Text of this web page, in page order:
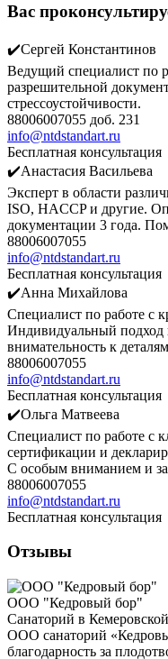
Вас
✔️Сергей Константинов
Ведущий специалист по
разрешительной
стрессоустойчивости.
88006007055 доб. 231
info@ntdstandart.ru
Бесплатная консультация
✔️Анастасия Васильева
Эксперт в области
ISO, HACCP и другие.
документации 3 года.
88006007055
info@ntdstandart.ru
Бесплатная консультация
✔️Анна Михайлова
Специалист по работе с
Индивидуальный подход
внимательность к
88006007055
info@ntdstandart.ru
Бесплатная консультация
✔️Ольга Матвеева
Специалист по работе с
сертификации и
С особым вниманием и
88006007055
info@ntdstandart.ru
Бесплатная консультация
Отзывы
ООО "Кедровый бор"
Санаторий в
ООО санаторий
благодарность за